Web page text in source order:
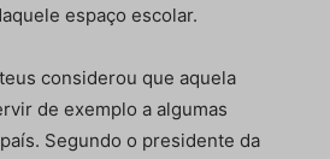
espaço escolar.
considerou que aquela
de exemplo a algumas
Segundo o presidente da